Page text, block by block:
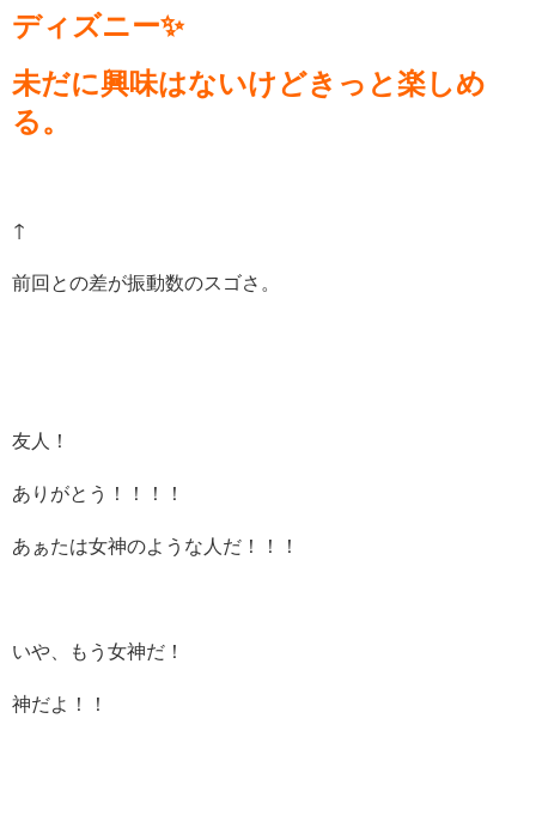
ディズニー✨
未だに興味はないけどきっと楽しめ
る。
↑
前回との差が振動数のスゴさ。
友人！
ありがとう！！！！
あぁたは女神のような人だ！！！
いや、もう女神だ！
神だよ！！